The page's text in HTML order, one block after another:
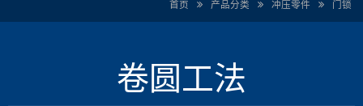
首页 产品分类 冲压零件 门锁
卷圆工法